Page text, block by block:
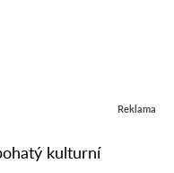
Reklama
kulturní